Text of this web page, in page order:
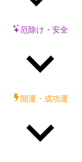
厄除け・安全
開運・成功運